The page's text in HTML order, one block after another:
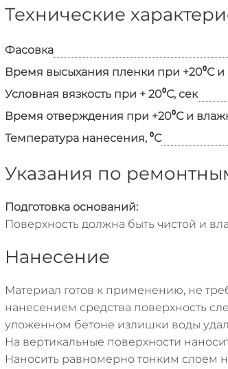
Технические
Фасовка
Время высыхания пленки при +20⁰С и
Условная вязкость при + 20⁰С, сек
Время отверждения при +20⁰С и
Температура нанесения, ⁰С
Указания по
Подготовка оснований:
Поверхность должна быть чистой и
Нанесение
Материал готов к применению, не
нанесением средства поверхность
уложенном бетоне излишки воды
На вертикальные поверхности
Наносить равномерно тонким слоем